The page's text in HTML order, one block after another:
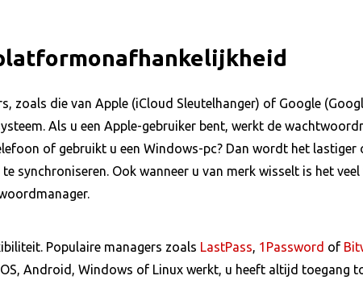
zoals die van Apple (iCloud Sleutelhanger) of Google
Als u een Apple-gebruiker bent, werkt de
of gebruikt u een Windows-pc? Dan wordt het lastiger
synchroniseren. Ook wanneer u van merk wisselt is het veel
Populaire managers zoals LastPass, 1Password of
Android, Windows of Linux werkt, u heeft altijd toegang